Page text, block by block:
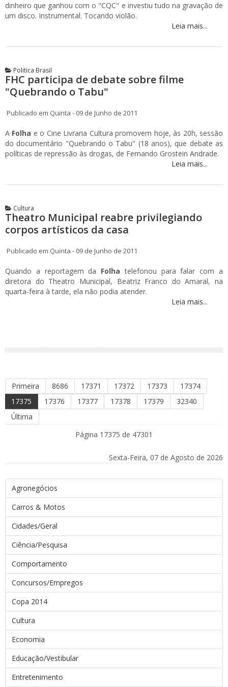
dinheiro que ganhou com o "CQC" e investiu tudo na gravação de
um disco. Instrumental. Tocando violão.
Leia mais...
Politica Brasil
FHC participa de debate sobre filme
"Quebrando o Tabu"
Publicado em Quinta - 09 de Junho de 2011
A Folha e o Cine Livraria Cultura promovem hoje, às 20h, sessão
do documentário "Quebrando o Tabu" (18 anos), que debate as
políticas de repressão às drogas, de Fernando Grostein Andrade.
Leia mais...
Cultura
Theatro Municipal reabre privilegiando
corpos artísticos da casa
Publicado em Quinta - 09 de Junho de 2011
Quando a reportagem da Folha telefonou para falar com a
diretora do Theatro Municipal, Beatriz Franco do Amaral, na
quarta-feira à tarde, ela não podia atender.
Leia mais...
Primeira 8686 17371 17372 17373
17374
17375
17376 17377 17378 17379
32340
Última
Página 17375 de 47301
Sexta-Feira, 07 de Agosto de 2026
Agronegócios
Carros & Motos
Cidades/Geral
Ciência/Pesquisa
Comportamento
Concursos/Empregos
Copa 2014
Cultura
Economia
Educação/Vestibular
Entretenimento